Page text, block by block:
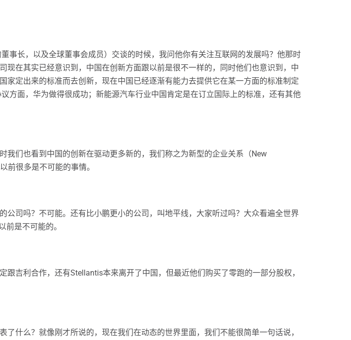
事长，以及全球董事会成员）交谈的时候，我问他你有关注互联网的发展吗？他那时
在其实已经意识到，中国在创新方面跟以前是很不一样的，同时他们也意识到，中
定出来的标准而去创新，现在中国已经逐渐有能力去提供它在某一方面的标准制定
方面，华为做得很成功；新能源汽车行业中国肯定是在订立国际上的标准，还有其他
们也看到中国的创新在驱动更多新的，我们称之为新型的企业关系（New
前很多是不可能的事情。
司吗？不可能。还有比小鹏更小的公司，叫地平线，大家听过吗？大众看遍全世界
是不可能的。
吉利合作，还有Stellantis本来离开了中国，但最近他们购买了零跑的一部分股权，
什么？就像刚才所说的，现在我们在动态的世界里面，我们不能很简单一句话说，